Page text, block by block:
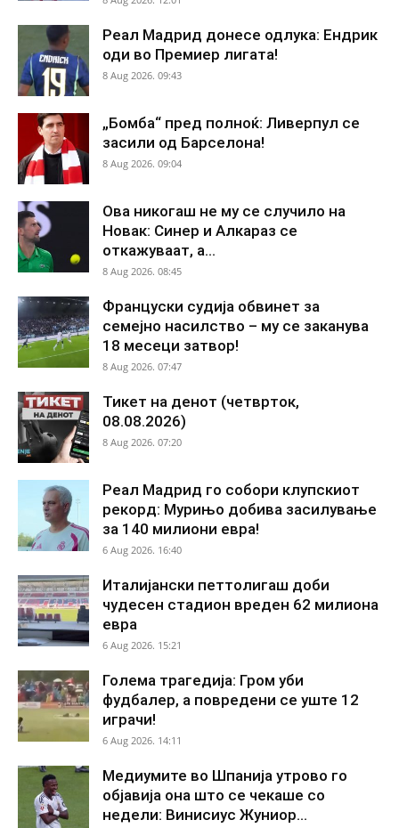
Реал Мадрид донесе одлука: Ендрик
оди во Премиер лигата!
8 Aug 2026. 09:43
„Бомба“ пред полноќ: Ливерпул се
засили од Барселона!
8 Aug 2026. 09:04
Ова никогаш не му се случило на
Новак: Синер и Алкараз се
откажуваат, а...
8 Aug 2026. 08:45
Француски судија обвинет за
семејно насилство – му се заканува
18 месеци затвор!
8 Aug 2026. 07:47
Тикет на денот (четврток,
08.08.2026)
8 Aug 2026. 07:20
Реал Мадрид го собори клупскиот
рекорд: Мурињо добива засилување
за 140 милиони евра!
6 Aug 2026. 16:40
Италијански петтолигаш доби
чудесен стадион вреден 62 милиона
евра
6 Aug 2026. 15:21
Голема трагедија: Гром уби
фудбалер, а повредени се уште 12
играчи!
6 Aug 2026. 14:11
Медиумите во Шпанија утрово го
објавија она што се чекаше со
недели: Винисиус Жуниор...